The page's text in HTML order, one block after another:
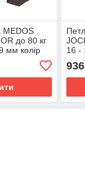
MEDOS
до 80 кг
мм колір
8019 17,5
16 -
936